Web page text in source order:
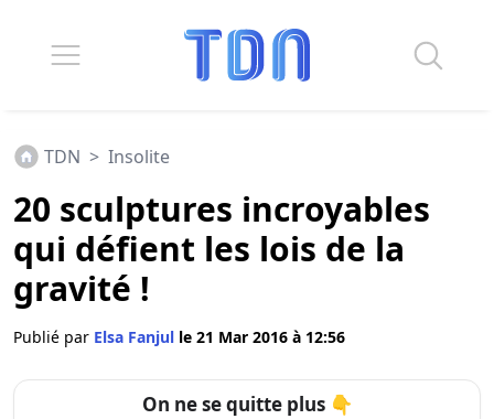
TDN > Insolite
20 sculptures incroyables
qui défient les lois de la
gravité !
Publié par Elsa Fanjul le 21 Mar 2016 à 12:56
On ne se quitte plus 👇